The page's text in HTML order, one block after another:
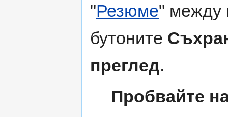
"Резюме" между
бутоните
преглед.
Пробвайте